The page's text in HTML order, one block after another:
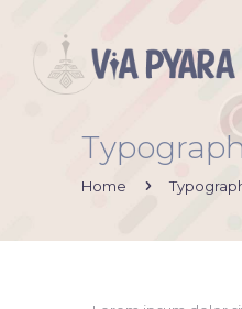
Home
Inicio
Acerca de mi
Aliados